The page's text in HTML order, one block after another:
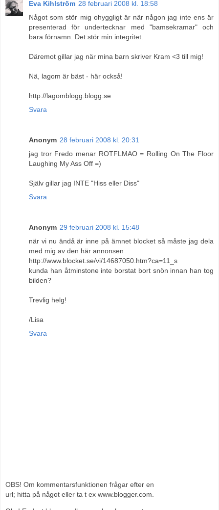
Eva Kihlström 28 februari 2008 kl. 18:58
Något som stör mig ohyggligt är när någon jag inte ens är
presenterad för undertecknar med "bamsekramar" och
bara förnamn. Det stör min integritet.
Däremot gillar jag när mina barn skriver Kram <3 till mig!
Nä, lagom är bäst - här också!
http://lagomblogg.blogg.se
Svara
Anonym 28 februari 2008 kl. 20:31
jag tror Fredo menar ROTFLMAO = Rolling On The Floor
Laughing My Ass Off =)
Själv gillar jag INTE "Hiss eller Diss"
Svara
Anonym 29 februari 2008 kl. 15:48
när vi nu ändå är inne på ämnet blocket så måste jag dela
med mig av den här annonsen
http://www.blocket.se/vi/14687050.htm?ca=11_s
kunda han åtminstone inte borstat bort snön innan han tog
bilden?
Trevlig helg!
/Lisa
Svara
OBS! Om kommentarsfunktionen frågar efter en
url; hitta på något eller ta t ex www.blogger.com.